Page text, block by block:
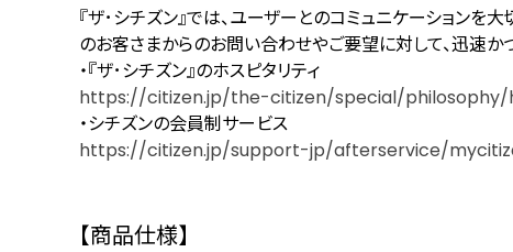
『ザ･シチズン』では、ユーザーとのコミュニケーションを
のお客さまからのお問い合わせやご要望に対して、迅速か
・『ザ･シチズン』のホスピタリティ
https://citizen.jp/the-citizen/special/philosophy/
・シチズンの会員制サービス
https://citizen.jp/support-jp/afterservice/
【商品仕様】